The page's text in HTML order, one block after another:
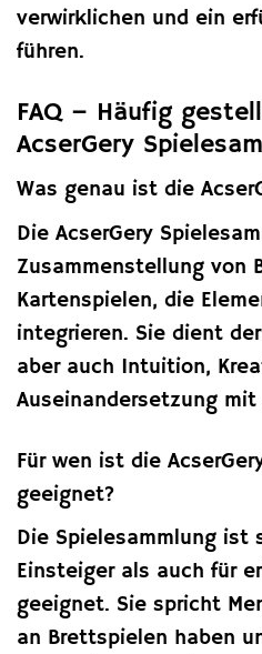
verwirklichen und ein
führen.
FAQ – Häufig
AcserGery
Was genau ist die
Die AcserGery
Zusammenstellung von
Kartenspielen, die
integrieren. Sie dient
aber auch Intuition,
Auseinandersetzung
Für wen ist die
geeignet?
Die Spielesammlung ist
Einsteiger als auch für
geeignet. Sie spricht
an Brettspielen haben